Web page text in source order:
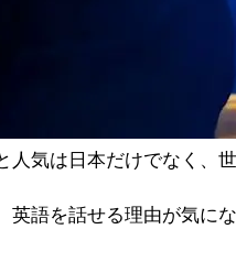
気は日本だけでなく、
語を話せる理由が気に